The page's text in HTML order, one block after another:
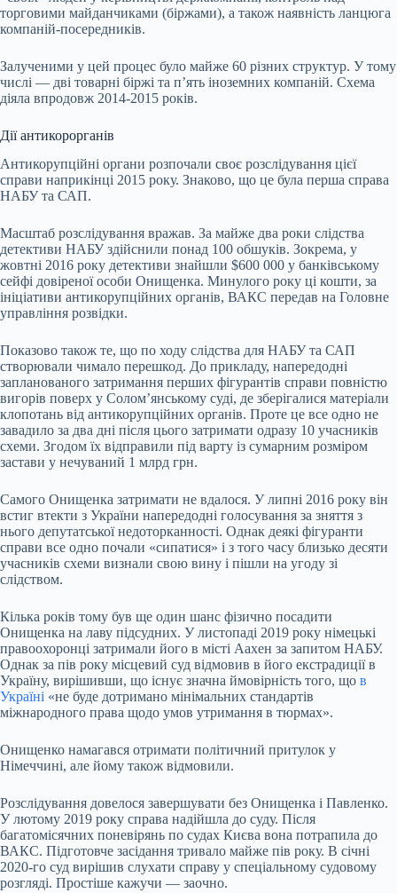
торговими майданчиками (біржами), а також наявність ланцюга
компаній-посередників.
Залученими у цей процес було майже 60 різних структур. У тому
числі — дві товарні біржі та п’ять іноземних компаній. Схема
діяла впродовж 2014-2015 років.
Дії антикорорганів
Антикорупційні органи розпочали своє розслідування цієї
справи наприкінці 2015 року. Знаково, що це була перша справа
НАБУ та САП.
Масштаб розслідування вражав. За майже два роки слідства
детективи НАБУ здійснили понад 100 обшуків. Зокрема, у
жовтні 2016 року детективи знайшли $600 000 у банківському
сейфі довіреної особи Онищенка. Минулого року ці кошти, за
ініціативи антикорупційних органів, ВАКС передав на Головне
управління розвідки.
Показово також те, що по ходу слідства для НАБУ та САП
створювали чимало перешкод. До прикладу, напередодні
запланованого затримання перших фігурантів справи повністю
вигорів поверх у Солом’янському суді, де зберігалися матеріали
клопотань від антикорупційних органів. Проте це все одно не
завадило за два дні після цього затримати одразу 10 учасників
схеми. Згодом їх відправили під варту із сумарним розміром
застави у нечуваний 1 млрд грн.
Самого Онищенка затримати не вдалося. У липні 2016 року він
встиг втекти з України напередодні голосування за зняття з
нього депутатської недоторканності. Однак деякі фігуранти
справи все одно почали «сипатися» і з того часу близько десяти
учасників схеми визнали свою вину і пішли на угоду зі
слідством.
Кілька років тому був ще один шанс фізично посадити
Онищенка на лаву підсудних. У листопаді 2019 року німецькі
правоохоронці затримали його в місті Аахен за запитом НАБУ.
Однак за пів року місцевий суд відмовив в його екстрадиції в
Україну, вирішивши, що існує значна ймовірність того, що в
Україні «не буде дотримано мінімальних стандартів
міжнародного права щодо умов утримання в тюрмах».
Онищенко намагався отримати політичний притулок у
Німеччині, але йому також відмовили.
Розслідування довелося завершувати без Онищенка і Павленко.
У лютому 2019 року справа надійшла до суду. Після
багатомісячних поневірянь по судах Києва вона потрапила до
ВАКС. Підготовче засідання тривало майже пів року. В січні
2020-го суд вирішив слухати справу у спеціальному судовому
розгляді. Простіше кажучи — заочно.